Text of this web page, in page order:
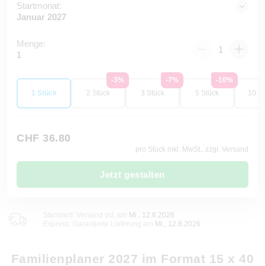
Startmonat:
Januar 2027
Menge:
1
1 Stück
-3%
2 Stück
-7%
3 Stück
-10%
5 Stück
10
CHF 36.80
pro Stück inkl. MwSt., zzgl. Versand
Jetzt gestalten
Mi., 12.8.2026
Express: Garantierte Lieferung am
Mi., 12.8.2026
Familienplaner 2027 im Format 15 x 40